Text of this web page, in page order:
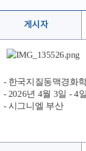
게시자
- 한국지질동맥경화
- 2026년 4월 3일 - 4일
- 시그니엘 부산